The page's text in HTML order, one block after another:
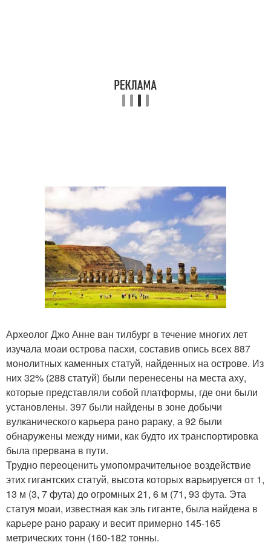
Археолог Джо Анне ван тилбург в течение многих лет
изучала моаи острова пасхи, составив опись всех 887
монолитных каменных статуй, найденных на острове. Из
них 32% (288 статуй) были перенесены на места аху,
которые представляли собой платформы, где они были
установлены. 397 были найдены в зоне добычи
вулканического карьера рано рараку, а 92 были
обнаружены между ними, как будто их транспортировка
была прервана в пути.
Трудно переоценить умопомрачительное воздействие
этих гигантских статуй, высота которых варьируется от 1,
13 м (3, 7 фута) до огромных 21, 6 м (71, 93 фута. Эта
статуя моаи, известная как эль гиганте, была найдена в
карьере рано рараку и весит примерно 145-165
метрических тонн (160-182 тонны.